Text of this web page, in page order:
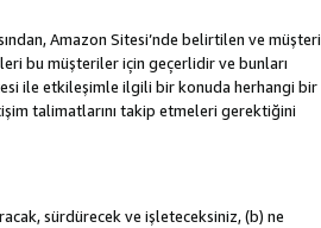
Amazon Sitesi’nde belirtilen ve müşteri
bu müşteriler için geçerlidir ve bunları
ile etkileşimle ilgili bir konuda herhangi bir
talimatlarını takip etmeleri gerektiğini
sürdürecek ve işleteceksiniz, (b) ne